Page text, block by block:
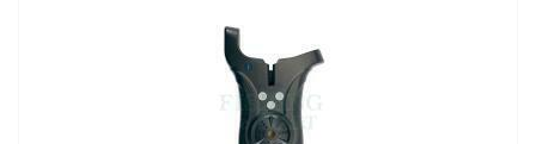
ZOBACZ PRODUKT